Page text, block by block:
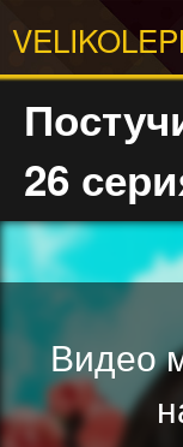
26
Видео